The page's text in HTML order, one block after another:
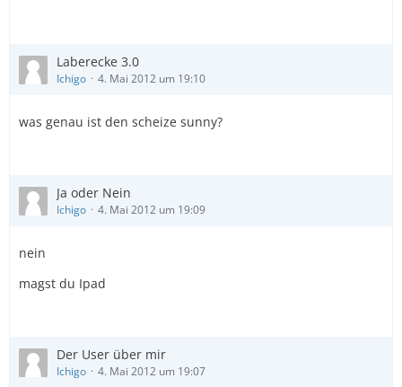
Laberecke 3.0
Ichigo 4. Mai 2012 um 19:10
was genau ist den scheize sunny?
Ja oder Nein
Ichigo 4. Mai 2012 um 19:09
nein
magst du Ipad
Der User über mir
Ichigo 4. Mai 2012 um 19:07